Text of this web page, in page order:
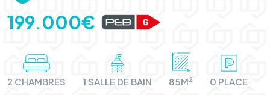
199.000€
2 CHAMBRES 1 SALLE DE BAIN 85M2 0 PLACE